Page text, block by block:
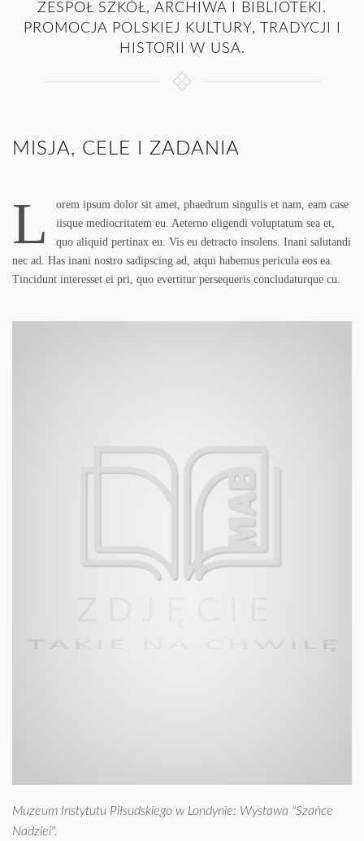
ZESPOŁ SZKÓŁ, ARCHIWA I BIBLIOTEKI.
PROMOCJA POLSKIEJ KULTURY, TRADYCJI I
HISTORII W USA.
MISJA, CELE I ZADANIA
L
orem ipsum dolor sit amet, phaedrum singulis et nam, eam case
iisque mediocritatem eu. Aeterno eligendi voluptatum sea et,
quo aliquid pertinax eu. Vis eu detracto insolens. Inani salutandi
nec ad. Has inani nostro sadipscing ad, atqui habemus pericula eos ea.
Tincidunt interesset ei pri, quo evertitur persequeris concludaturque cu.
Muzeum Instytutu Piłsudskiego w Londynie: Wystawa "Szańce
Nadziei".